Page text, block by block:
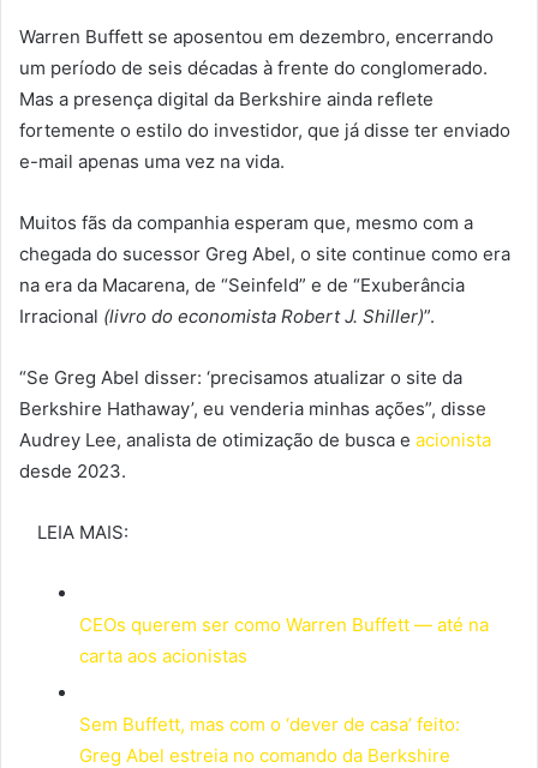
Warren Buffett se aposentou em dezembro, encerrando
um período de seis décadas à frente do conglomerado.
Mas a presença digital da Berkshire ainda reflete
fortemente o estilo do investidor, que já disse ter enviado
e-mail apenas uma vez na vida.
Muitos fãs da companhia esperam que, mesmo com a
chegada do sucessor Greg Abel, o site continue como era
na era da Macarena, de “Seinfeld” e de “Exuberância
Irracional (livro do economista Robert J. Shiller)”.
“Se Greg Abel disser: ‘precisamos atualizar o site da
Berkshire Hathaway’, eu venderia minhas ações”, disse
Audrey Lee, analista de otimização de busca e acionista
desde 2023.
LEIA MAIS:
CEOs querem ser como Warren Buffett — até na
carta aos acionistas
Sem Buffett, mas com o ‘dever de casa’ feito:
Greg Abel estreia no comando da Berkshire